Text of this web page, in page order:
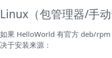
Linux（包管理器/手动
如果 HelloWorld 有官方 deb/
决于安装来源：